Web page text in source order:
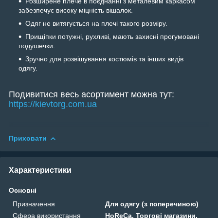
забезпечує високу міцність вішалок.
Одяг не витягується на плечі такого розміру.
Прищіпки потужні, рухливі, мають захисні прогумовані
подушечки.
Зручно для розвішування костюмів та інших видів
одягу.
Подивитися весь асортимент можна тут:
https://kievtorg.com.ua
Приховати
Характеристики
Основні
Призначення
Для одягу (з поперечиною)
Сфера використання
HoReCa, Торгові магазини,